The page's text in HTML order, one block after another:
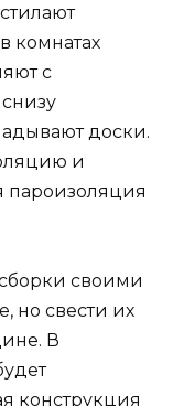
комнатах
с
доски.
и
пароизоляция
своими
но свести их
В
конструкция